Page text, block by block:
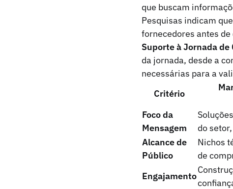
que buscam
Pesquisas indicam
fornecedores antes
Suporte à Jornada de
da jornada, desde a
necessárias para a
Critério
Foco da
Mensagem
do
Alcance de
Público
Nichos
de
Engajamento